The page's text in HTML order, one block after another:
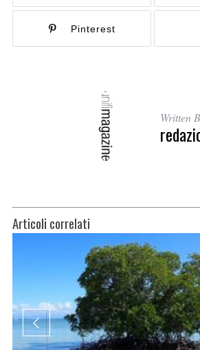
Pinterest
Written
Articoli correlati